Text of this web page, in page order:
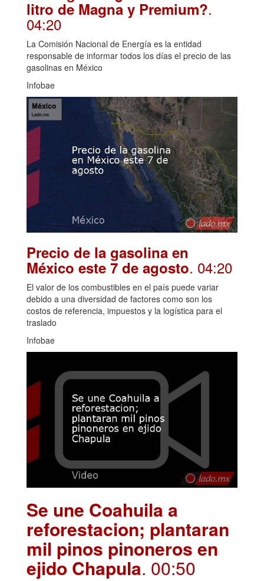
litro de Magna y Premium?.
04:20
La Comisión Nacional de Energía es la entidad
responsable de informar todos los días el precio de las
gasolinas en México
Infobae
Precio de la gasolina en
México este 7 de agosto. 04:20
El valor de los combustibles en el país puede variar
debido a una diversidad de factores como son los
costos de referencia, impuestos y la logística para el
traslado
Infobae
Se une Coahuila a
reforestacion; plantaran
mil pinos pinoneros en
ejido Chapula. 00:50